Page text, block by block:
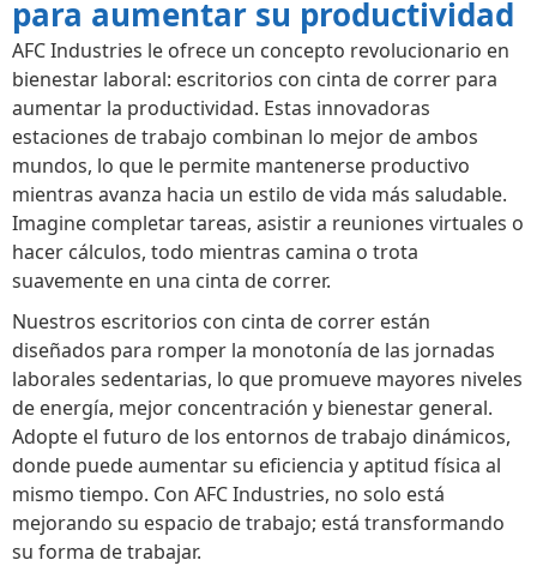
para aumentar su productividad
AFC Industries le ofrece un concepto revolucionario en
bienestar laboral: escritorios con cinta de correr para
aumentar la productividad. Estas innovadoras
estaciones de trabajo combinan lo mejor de ambos
mundos, lo que le permite mantenerse productivo
mientras avanza hacia un estilo de vida más saludable.
Imagine completar tareas, asistir a reuniones virtuales o
hacer cálculos, todo mientras camina o trota
suavemente en una cinta de correr.
Nuestros escritorios con cinta de correr están
diseñados para romper la monotonía de las jornadas
laborales sedentarias, lo que promueve mayores niveles
de energía, mejor concentración y bienestar general.
Adopte el futuro de los entornos de trabajo dinámicos,
donde puede aumentar su eficiencia y aptitud física al
mismo tiempo. Con AFC Industries, no solo está
mejorando su espacio de trabajo; está transformando
su forma de trabajar.